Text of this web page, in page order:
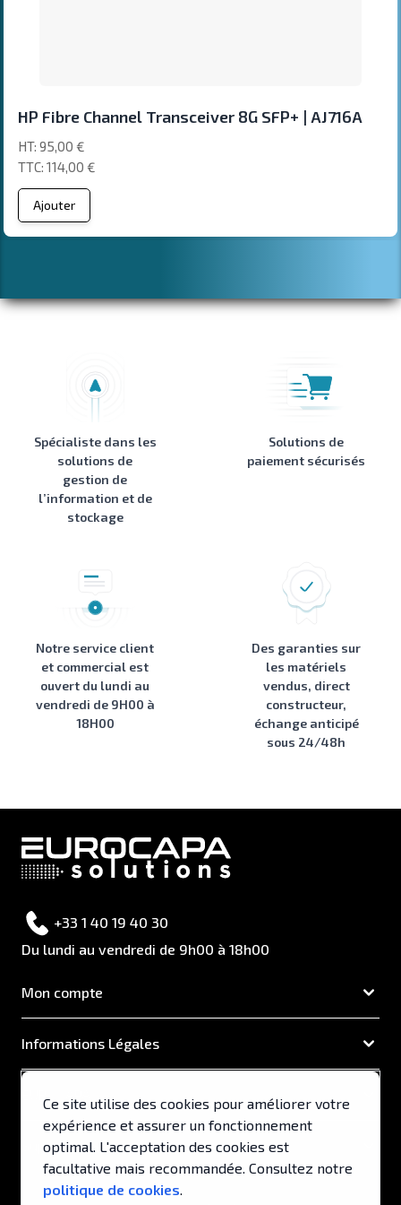
HP Fibre Channel Transceiver 8G SFP+ | AJ716A
114,00 €
95,00 €
Ajouter
Spécialiste dans les
solutions de
gestion de
l’information et de
stockage
Solutions de
paiement sécurisés
Notre service client
et commercial est
ouvert du lundi au
vendredi de 9H00 à
18H00
Des garanties sur
les matériels
vendus, direct
constructeur,
échange anticipé
sous 24/48h
+33 1 40 19 40 30
Du lundi au vendredi de 9h00 à 18h00
Mon compte
Informations Légales
Support & Services
Ce site utilise des cookies pour améliorer votre
expérience et assurer un fonctionnement
optimal. L'acceptation des cookies est
facultative mais recommandée. Consultez notre
politique de cookies.